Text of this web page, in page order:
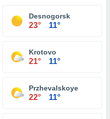
Desnogorsk
23° 11°
Krotovo
21° 11°
Przhevalskoye
22° 11°